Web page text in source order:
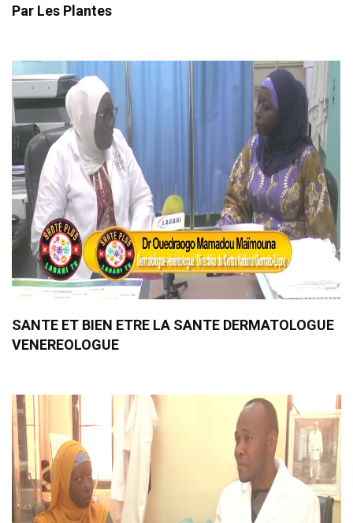
Par Les Plantes
SANTE ET BIEN ETRE LA SANTE DERMATOLOGUE
VENEREOLOGUE